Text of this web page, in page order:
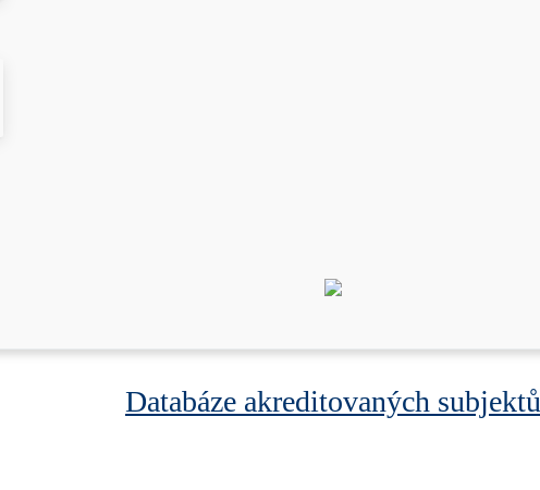
Databáze akreditovaných subjektů